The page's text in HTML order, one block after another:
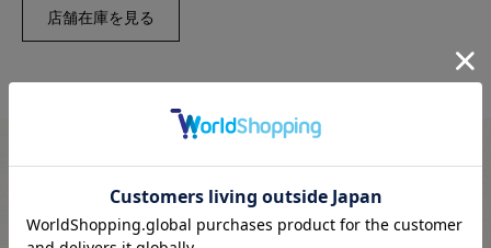
こちらのページは、店頭にてあらかじめ商品詳細および商品コード
をご確認いただいた上でご注文いただけるページです。